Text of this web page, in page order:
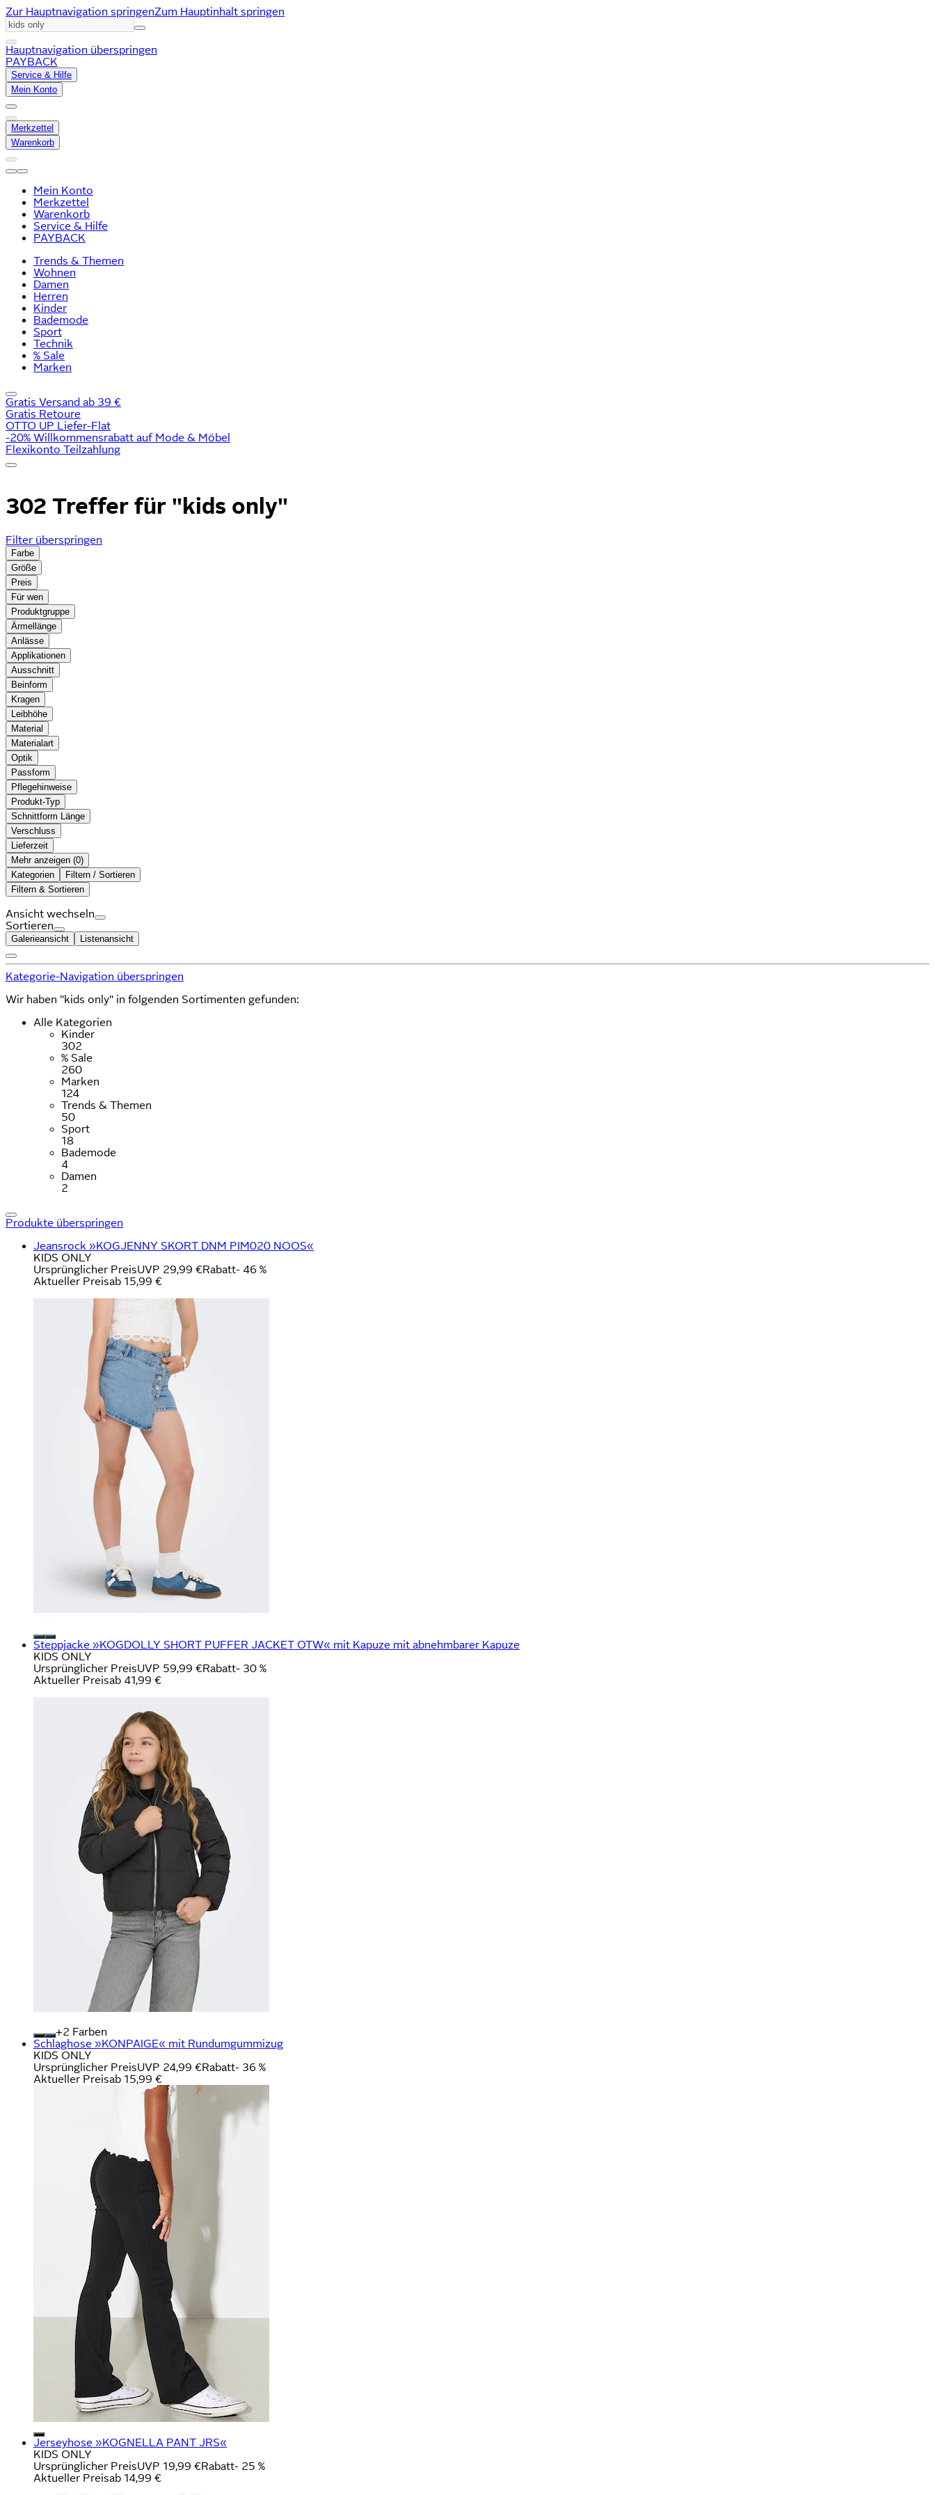
Zur Hauptnavigation springenZum Hauptinhalt springen
Hauptnavigation überspringen
PAYBACK
Service & Hilfe
Mein Konto
Merkzettel
Warenkorb
Mein Konto
Merkzettel
Warenkorb
Service & Hilfe
PAYBACK
Trends & Themen
Wohnen
Damen
Herren
Kinder
Bademode
Sport
Technik
% Sale
Marken
Gratis Versand ab 39 €
Gratis Retoure
OTTO UP Liefer-Flat
-20% Willkommensrabatt auf Mode & Möbel
Flexikonto Teilzahlung
302 Treffer für "kids only"
Filter überspringen
Farbe
Größe
Preis
Für wen
Produktgruppe
Ärmellänge
Anlässe
Applikationen
Ausschnitt
Beinform
Kragen
Leibhöhe
Material
Materialart
Optik
Passform
Pflegehinweise
Produkt-Typ
Schnittform Länge
Verschluss
Lieferzeit
Mehr anzeigen ( )
Kategorien
Filtern / Sortieren
Filtern & Sortieren
Ansicht wechseln
Sortieren
Galerieansicht Listenansicht
Kategorie-Navigation überspringen
Wir haben "kids only" in folgenden Sortimenten gefunden:
Alle Kategorien
Kinder
302
% Sale
260
Marken
124
Trends & Themen
50
Sport
18
Bademode
4
Damen
2
Produkte überspringen
Jeansrock »KOGJENNY SKORT DNM PIM020 NOOS«
KIDS ONLY
Ursprünglicher PreisUVP 29,99 €Rabatt- 46 %
Aktueller Preisab 15,99 €
Steppjacke »KOGDOLLY SHORT PUFFER JACKET OTW« mit Kapuze mit abnehmbarer Kapuze
KIDS ONLY
Ursprünglicher PreisUVP 59,99 €Rabatt- 30 %
Aktueller Preisab 41,99 €
+
Farben
Schlaghose »KONPAIGE« mit Rundumgummizug
KIDS ONLY
Ursprünglicher PreisUVP 24,99 €Rabatt- 36 %
Aktueller Preisab 15,99 €
Jerseyhose »KOGNELLA PANT JRS«
KIDS ONLY
Ursprünglicher PreisUVP 19,99 €Rabatt- 25 %
Aktueller Preisab 14,99 €